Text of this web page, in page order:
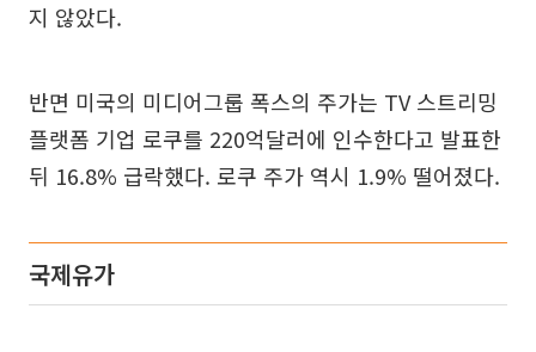
지 않았다.
반면 미국의 미디어그룹 폭스의 주가는 TV 스트리밍
플랫폼 기업 로쿠를 220억달러에 인수한다고 발표한
뒤 16.8% 급락했다. 로쿠 주가 역시 1.9% 떨어졌다.
국제유가